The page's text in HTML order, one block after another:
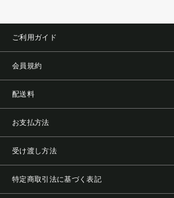
ご利用ガイド
会員規約
配送料
お支払方法
受け渡し方法
特定商取引法に基づく表記